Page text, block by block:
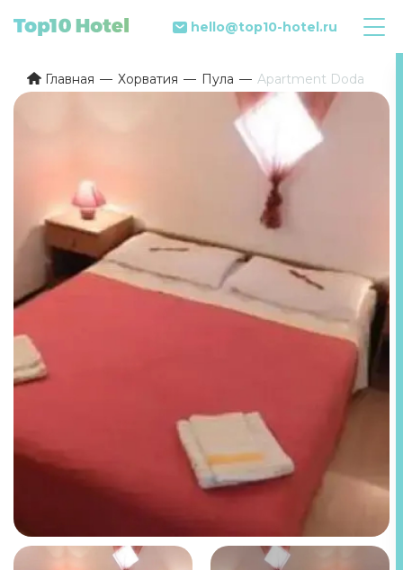
hello@top10-hotel.ru
Главная Хорватия Пула Apartment Doda